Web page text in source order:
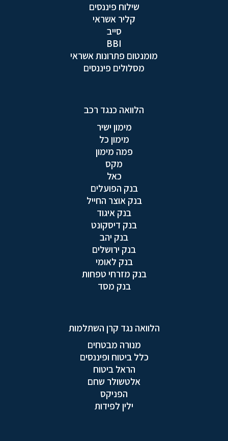
שילוח פיננסים
קליר אשראי
סייב
BBI
מומנטום פתרונות אשראי
מסלולים פיננסים
הלוואה כנגד רכב
מימון ישיר
מימון כל
פמה מימון
מקס
כאל
בנק הפועלים
בנק אוצר החייל
בנק איגוד
בנק דיסקונט
בנק יהב
בנק ירושלים
בנק לאומי
בנק מזרחי טפחות
בנק מסד
הלוואה נגד קרן השתלמות
מנורה מבטחים
כלל ביטוח ופיננסים
הראל ביטוח
אלטשולר שחם
הפניקס
ילין לפידות